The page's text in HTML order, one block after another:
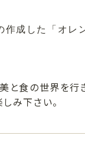
成した「オレ
と食の世界を
み下さい。